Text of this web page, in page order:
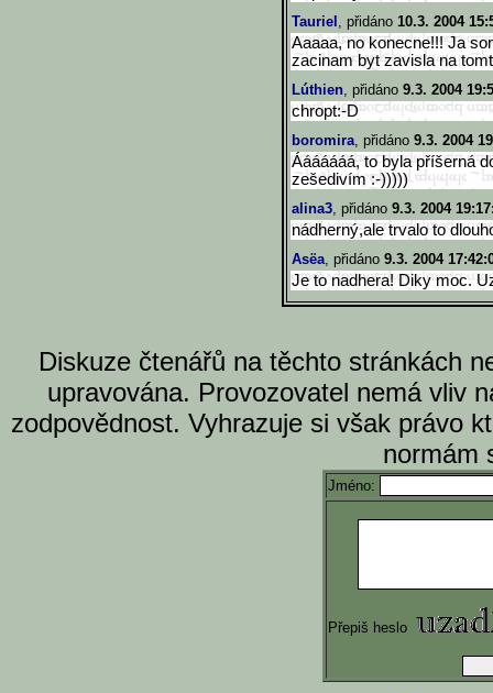
Tauriel , přidáno 10.3. 2004
Aaaaa, no konecne!!! Ja
zacinam byt zavisla na
Lúthien, přidáno 9.3. 2004
chropt:-D
boromira, přidáno 9.3. 2004
Ááááááá, to byla příšerná
zešedivím :-)))))
alina3, přidáno 9.3. 2004
nádherný,ale trvalo to
Asëa, přidáno 9.3. 2004
Je to nadhera! Diky moc.
Diskuze čtenářů na těchto stránkách
upravována. Provozovatel nemá vliv
zodpovědnost. Vyhrazuje si však právo
normám
Jméno:
Přepiš heslo